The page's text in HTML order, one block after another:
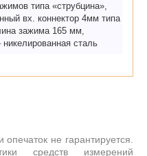
типа «струбцина»,
вх. коннектор 4мм типа
зажима 165 мм,
никелированная сталь
не гарантируется.
средств измерений